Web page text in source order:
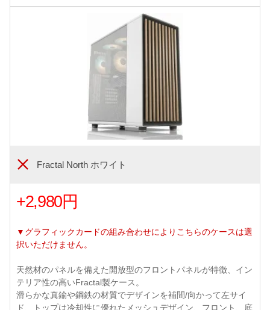
Fractal North ホワイト
+2,980円
▼グラフィックカードの組み合わせによりこちらのケースは選
択いただけません。
天然材のパネルを備えた開放型のフロントパネルが特徴、イン
テリア性の高いFractal製ケース。
滑らかな真鍮や鋼鉄の材質でデザインを補間/向かって左サイ
ド、トップは冷却性に優れたメッシュデザイン、フロント、底